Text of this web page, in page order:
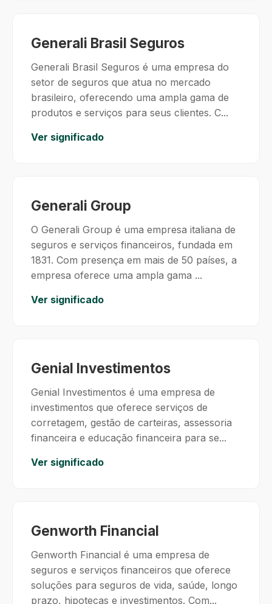
Generali Brasil Seguros
Generali Brasil Seguros é uma empresa do
setor de seguros que atua no mercado
brasileiro, oferecendo uma ampla gama de
produtos e serviços para seus clientes. C...
Ver significado
Generali Group
O Generali Group é uma empresa italiana de
seguros e serviços financeiros, fundada em
1831. Com presença em mais de 50 países, a
empresa oferece uma ampla gama ...
Ver significado
Genial Investimentos
Genial Investimentos é uma empresa de
investimentos que oferece serviços de
corretagem, gestão de carteiras, assessoria
financeira e educação financeira para se...
Ver significado
Genworth Financial
Genworth Financial é uma empresa de
seguros e serviços financeiros que oferece
soluções para seguros de vida, saúde, longo
prazo, hipotecas e investimentos. Com...